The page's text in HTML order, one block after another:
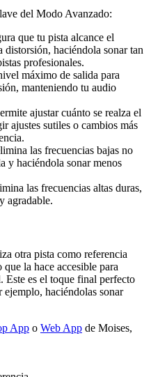
del Modo Avanzado:
que tu pista alcance el
haciéndola sonar tan
profesionales.
máximo de salida para
manteniendo tu audio
ajustar cuánto se realza el
ajustes sutiles o cambios más
las frecuencias bajas no
y haciéndola sonar menos
las frecuencias altas duras,
agradable.
otra pista como referencia
la hace accesible para
Este es el toque final perfecto
ejemplo, haciéndolas sonar
App o Web App de Moises,